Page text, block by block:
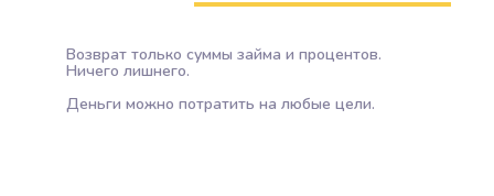
Возврат только суммы займа и процентов.
Ничего лишнего.
Деньги можно потратить на любые цели.